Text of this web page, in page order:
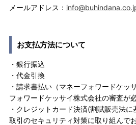
メールアドレス：
お支払方法について
・銀行振込
・代金引換
・請求書払い（マネーフォワードケッ
フォワードケッサイ株式会社の審査が
・クレジットカード決済(割賦販売法
取引のセキュリティ対策に取り組んで